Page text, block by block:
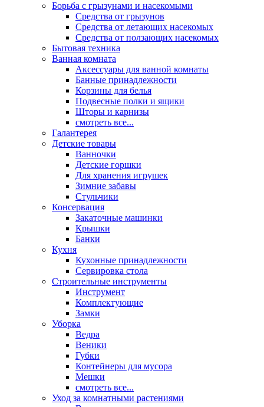
Борьба с грызунами и насекомыми
Средства от грызунов
Средства от летающих насекомых
Средства от ползающих насекомых
Бытовая техника
Ванная комната
Аксессуары для ванной комнаты
Банные принадлежности
Корзины для белья
Подвесные полки и ящики
Шторы и карнизы
смотреть все...
Галантерея
Детские товары
Ванночки
Детские горшки
Для хранения игрушек
Зимние забавы
Стульчики
Консервация
Закаточные машинки
Крышки
Банки
Кухня
Кухонные принадлежности
Сервировка стола
Строительные инструменты
Инструмент
Комплектующие
Замки
Уборка
Ведра
Веники
Губки
Контейнеры для мусора
Мешки
смотреть все...
Уход за комнатными растениями